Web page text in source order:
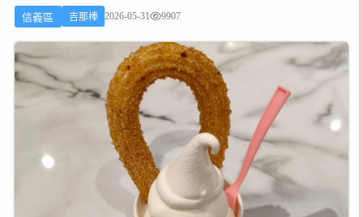
信義區 吉那棒 2026-05-31 9907